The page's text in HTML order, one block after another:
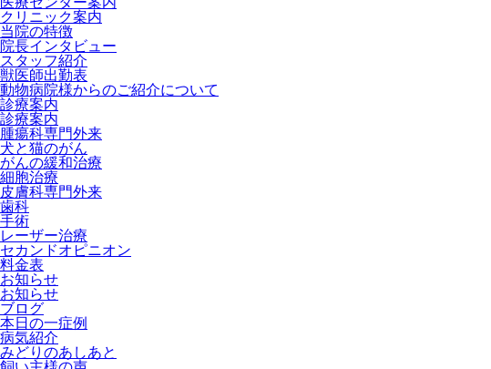
クリニック案内
当院の特徴
院長インタビュー
スタッフ紹介
獣医師出勤表
動物病院様からのご紹介について
診療案内
診療案内
腫瘍科専門外来
犬と猫のがん
がんの緩和治療
細胞治療
皮膚科専門外来
歯科
手術
レーザー治療
セカンドオピニオン
料金表
お知らせ
お知らせ
ブログ
本日の一症例
病気紹介
みどりのあしあと